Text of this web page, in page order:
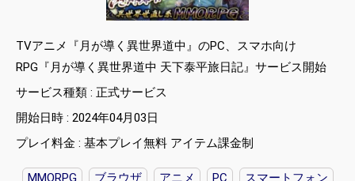
TVアニメ『月が導く異世界道中』のPC、スマホ向け
RPG『月が導く異世界道中 天下泰平旅日記』サービス開始
サービス種類 : 正式サービス
開始日時 : 2024年04月03日
プレイ料金 : 基本プレイ無料 アイテム課金制
MMORPG ブラウザ アニメ PC スマートフォン